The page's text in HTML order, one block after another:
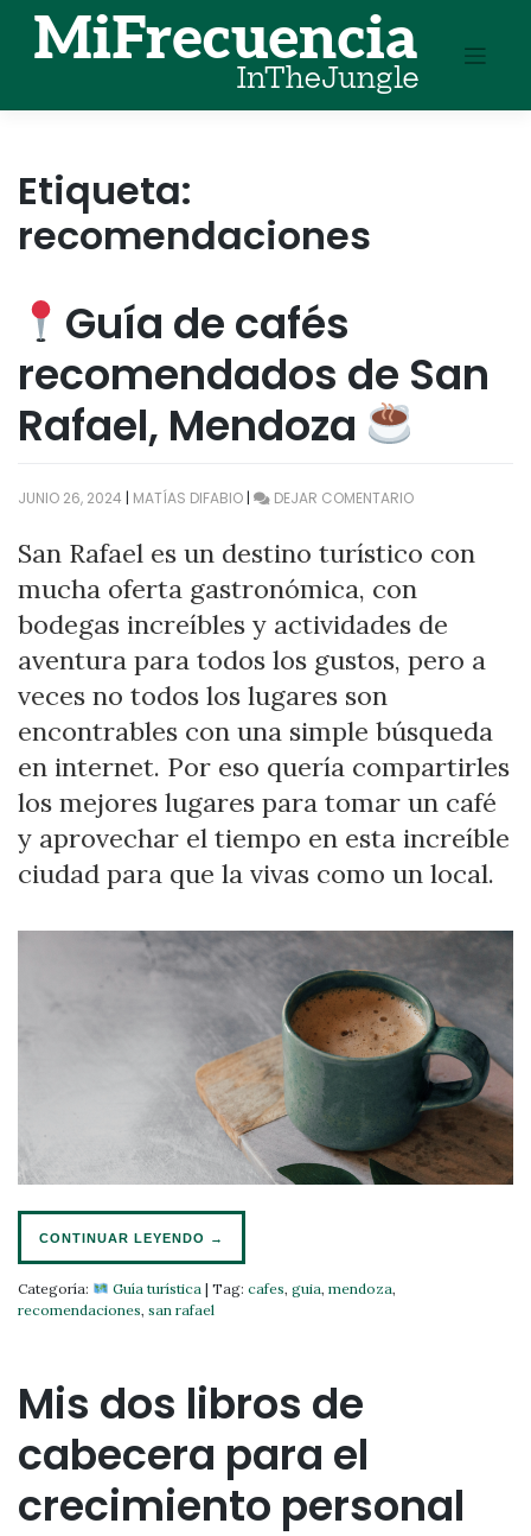
content
Etiqueta:
recomendaciones
Guía de cafés
recomendados de San
Rafael, Mendoza
JUNIO 26, 2024 | MATÍAS DIFABIO | DEJAR COMENTARIOEN
DE
CAFÉS
RECOMENDADOS
DE
RAFAEL,
San Rafael es un destino turístico con
mucha oferta gastronómica, con
bodegas increíbles y actividades de
aventura para todos los gustos, pero a
veces no todos los lugares son
encontrables con una simple búsqueda
en internet. Por eso quería compartirles
los mejores lugares para tomar un café
y aprovechar el tiempo en esta increíble
ciudad para que la vivas como un local.
CONTINUAR LEYENDO →
Categoría: Guía turística | Tag: cafes, guia, mendoza,
recomendaciones, san rafael
Mis dos libros de
cabecera para el
crecimiento personal